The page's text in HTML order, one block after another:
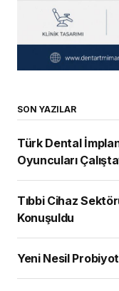
SON YAZILAR
Türk Dental
Oyuncuları
Tıbbi Cihaz
Konuşuldu
Yeni Nesil